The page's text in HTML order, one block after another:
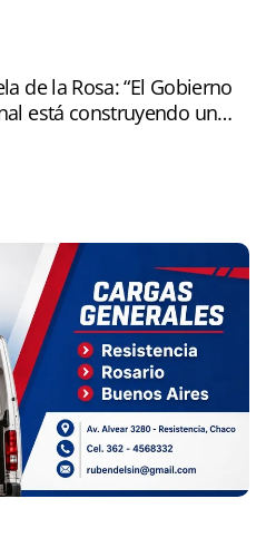
de la Rosa: “El Gobierno
está construyendo un